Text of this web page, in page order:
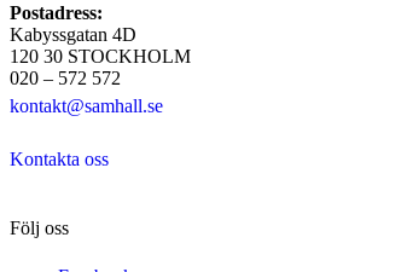
Postadress:
Kabyssgatan 4D
120 30 STOCKHOLM
020 – 572 572
kontakt@samhall.se
Kontakta oss
Följ oss